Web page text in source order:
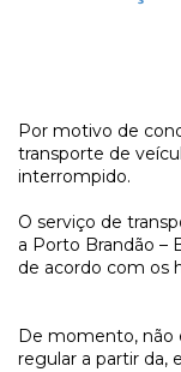
Por motivo de
transporte de
interrompido.
O serviço de
a Porto Brandão –
de acordo com os
De momento, não
regular a partir da,